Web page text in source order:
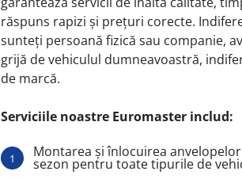
răspuns rapizi și prețuri corecte.
sunteți persoană fizică sau companie,
grijă de vehiculul dumneavoastră,
de marcă.
Serviciile noastre Euromaster includ:
Montarea și înlocuirea
sezon pentru toate tipurile de